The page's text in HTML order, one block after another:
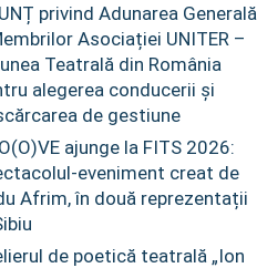
privind Adunarea Generală
Asociației UNITER –
Teatrală din România
alegerea conducerii și
de gestiune
ajunge la FITS 2026:
eveniment creat de
Afrim, în două reprezentații
de poetică teatrală „Ion